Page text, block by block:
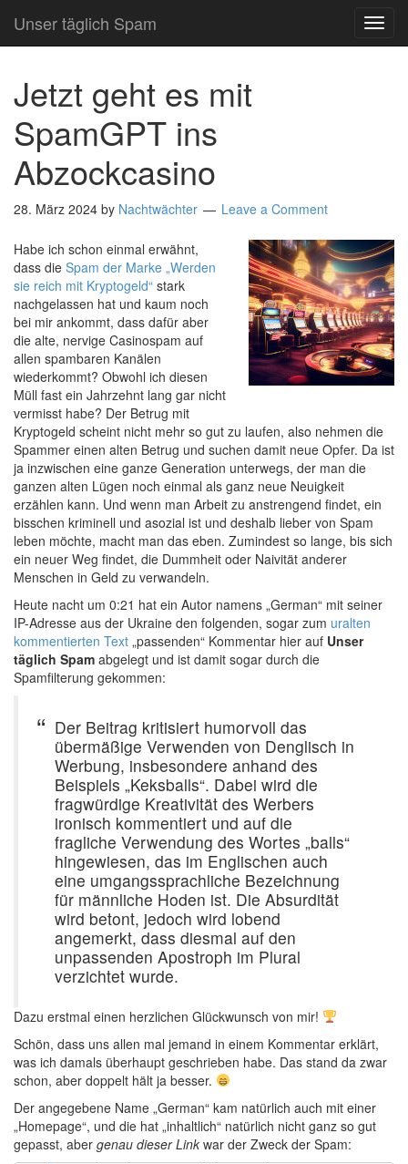
Unser täglich Spam
Jetzt geht es mit
SpamGPT ins
Abzockcasino
28. März 2024 by Nachtwächter Leave a Comment
Habe ich schon einmal erwähnt,
dass die Spam der Marke „Werden
sie reich mit Kryptogeld“ stark
nachgelassen hat und kaum noch
bei mir ankommt, dass dafür aber
die alte, nervige Casinospam auf
allen spambaren Kanälen
wiederkommt? Obwohl ich diesen
Müll fast ein Jahrzehnt lang gar nicht
vermisst habe? Der Betrug mit
Kryptogeld scheint nicht mehr so gut zu laufen, also nehmen die
Spammer einen alten Betrug und suchen damit neue Opfer. Da ist
ja inzwischen eine ganze Generation unterwegs, der man die
ganzen alten Lügen noch einmal als ganz neue Neuigkeit
erzählen kann. Und wenn man Arbeit zu anstrengend findet, ein
bisschen kriminell und asozial ist und deshalb lieber von Spam
leben möchte, macht man das eben. Zumindest so lange, bis sich
ein neuer Weg findet, die Dummheit oder Naivität anderer
Menschen in Geld zu verwandeln.
Heute nacht um 0:21 hat ein Autor namens „German“ mit seiner
IP-Adresse aus der Ukraine den folgenden, sogar zum uralten
kommentierten Text „passenden“ Kommentar hier auf Unser
täglich Spam abgelegt und ist damit sogar durch die
Spamfilterung gekommen:
Der Beitrag kritisiert humorvoll das
übermäßige Verwenden von Denglisch in
Werbung, insbesondere anhand des
Beispiels „Keksballs“. Dabei wird die
fragwürdige Kreativität des Werbers
ironisch kommentiert und auf die
fragliche Verwendung des Wortes „balls“
hingewiesen, das im Englischen auch
eine umgangssprachliche Bezeichnung
für männliche Hoden ist. Die Absurdität
wird betont, jedoch wird lobend
angemerkt, dass diesmal auf den
unpassenden Apostroph im Plural
verzichtet wurde.
Dazu erstmal einen herzlichen Glückwunsch von mir!
Schön, dass uns allen mal jemand in einem Kommentar erklärt,
was ich damals überhaupt geschrieben habe. Das stand da zwar
schon, aber doppelt hält ja besser.
Der angegebene Name „German“ kam natürlich auch mit einer
„Homepage“, und die hat „inhaltlich“ natürlich nicht ganz so gut
gepasst, aber genau dieser Link war der Zweck der Spam: